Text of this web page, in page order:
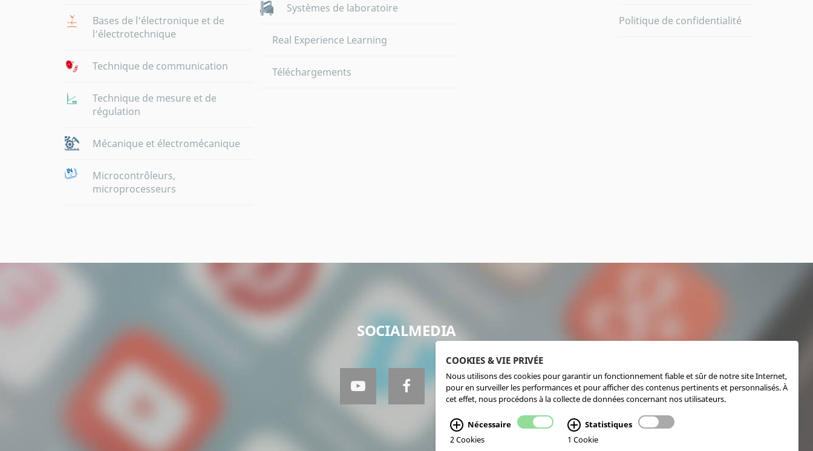
Bases de l‘électronique et de
l‘électrotechnique
Technique de communication
Technique de mesure et de
régulation
Mécanique et électromécanique
Microcontrôleurs,
microprocesseurs
Systèmes de laboratoire
Real Experience Learning
Téléchargements
Politique de confidentialité
SOCIALMEDIA
COOKIES & VIE PRIVÉE
Nous utilisons des cookies pour garantir un fonctionnement fiable et sûr de notre site Internet,
pour en surveiller les performances et pour afficher des contenus pertinents et personnalisés. À
cet effet, nous procédons à la collecte de données concernant nos utilisateurs.
Nécessaire
2 Cookies
Statistiques
1 Cookie